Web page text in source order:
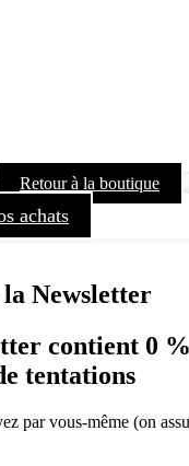
Retour à la boutique
achats
Newsletter
contient 0
tentations
par vous-même (on